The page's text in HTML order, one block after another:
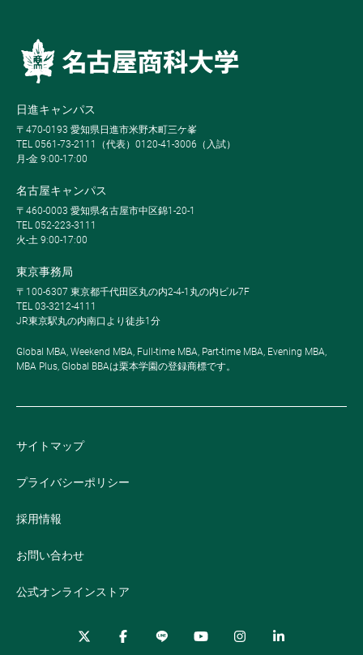
日進キャンパス
〒470-0193 愛知県日進市米野木町三ケ峯
TEL 0561-73-2111（代表）0120-41-3006（入試）
月-金 9:00-17:00
名古屋キャンパス
〒460-0003 愛知県名古屋市中区錦1-20-1
TEL 052-223-3111
火-土 9:00-17:00
東京事務局
〒100-6307 東京都千代田区丸の内2-4-1丸の内ビル7F
TEL 03-3212-4111
JR東京駅丸の内南口より徒歩1分
Global MBA, Weekend MBA, Full-time MBA, Part-time MBA, Evening MBA,
MBA Plus, Global BBAは栗本学園の登録商標です。
サイトマップ
プライバシーポリシー
採用情報
お問い合わせ
公式オンラインストア